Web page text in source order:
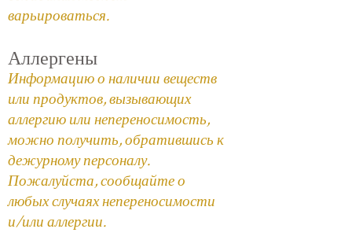
варьироваться.
Аллергены
Информацию о наличии веществ
или продуктов, вызывающих
аллергию или непереносимость,
можно получить, обратившись к
дежурному персоналу.
Пожалуйста, сообщайте о
любых случаях непереносимости
и/или аллергии.